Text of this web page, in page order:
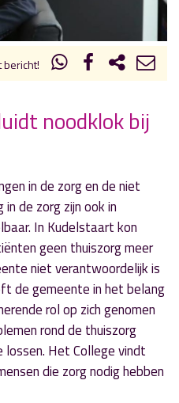
bericht!
rapport aan
noodklok bij
in de zorg en de niet
de zorg zijn ook in
In Kudelstaart kon
geen thuiszorg meer
niet verantwoordelijk is
de gemeente in het belang
rol op zich genomen
rond de thuiszorg
Het College vindt
die zorg nodig hebben